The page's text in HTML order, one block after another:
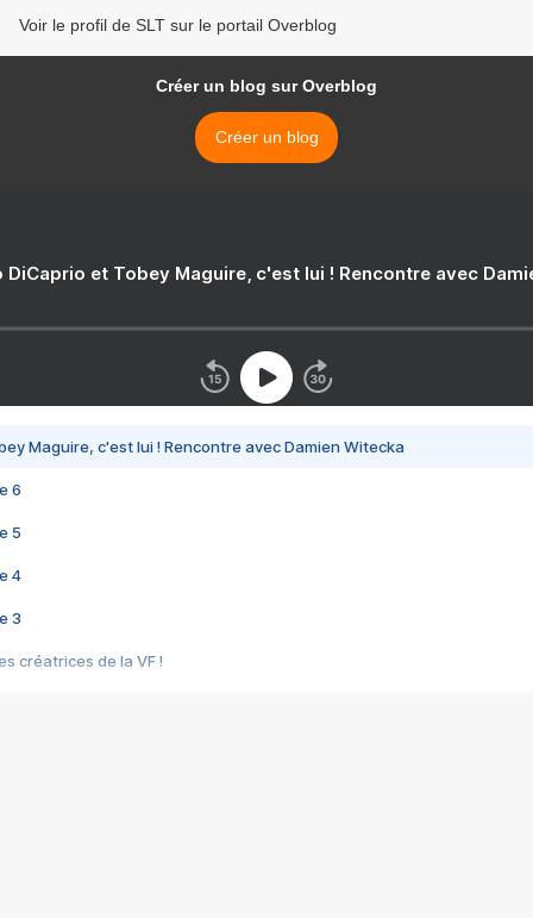
Voir le profil de SLT sur le portail Overblog
Créer un blog sur Overblog
Créer un blog
DiCaprio et Tobey Maguire, c'est lui ! Rencontre avec
Maguire, c'est lui ! Rencontre avec Damien Witecka
6
5
4
3
créatrices de la VF !